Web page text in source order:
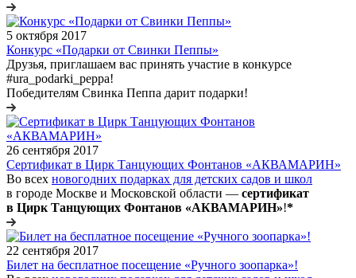
5 октября 2017
Конкурс «Подарки от Свинки Пеппы»
Друзья, приглашаем вас принять участие в конкурсе
#ura_podarki_peppa!
Победителям Свинка Пеппа дарит подарки!
26 сентября 2017
Сертификат в Цирк Танцующих Фонтанов «АКВАМАРИН»
Во всех новогодних подарках для детских садов и школ
в городе Москве и Московской области — сертификат
в Цирк Танцующих Фонтанов «АКВАМАРИН»!*
22 сентября 2017
Билет на бесплатное посещение «Ручного зоопарка»!